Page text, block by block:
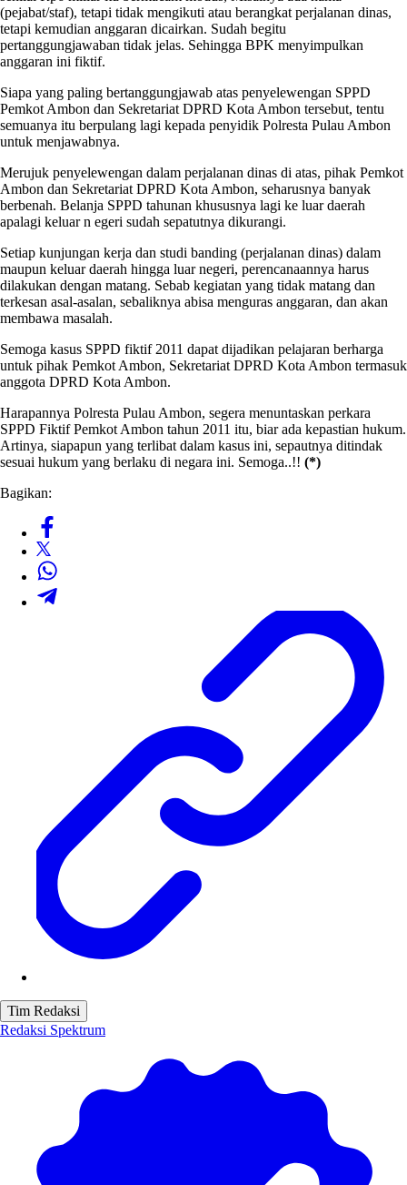
(pejabat/staf), tetapi tidak mengikuti atau berangkat perjalanan dinas,
tetapi kemudian anggaran dicairkan. Sudah begitu
pertanggungjawaban tidak jelas. Sehingga BPK menyimpulkan
anggaran ini fiktif.
Siapa yang paling bertanggungjawab atas penyelewengan SPPD
Pemkot Ambon dan Sekretariat DPRD Kota Ambon tersebut, tentu
semuanya itu berpulang lagi kepada penyidik Polresta Pulau Ambon
untuk menjawabnya.
Merujuk penyelewengan dalam perjalanan dinas di atas, pihak Pemkot
Ambon dan Sekretariat DPRD Kota Ambon, seharusnya banyak
berbenah. Belanja SPPD tahunan khususnya lagi ke luar daerah
apalagi keluar n egeri sudah sepatutnya dikurangi.
Setiap kunjungan kerja dan studi banding (perjalanan dinas) dalam
maupun keluar daerah hingga luar negeri, perencanaannya harus
dilakukan dengan matang. Sebab kegiatan yang tidak matang dan
terkesan asal-asalan, sebaliknya abisa menguras anggaran, dan akan
membawa masalah.
Semoga kasus SPPD fiktif 2011 dapat dijadikan pelajaran berharga
untuk pihak Pemkot Ambon, Sekretariat DPRD Kota Ambon termasuk
anggota DPRD Kota Ambon.
Harapannya Polresta Pulau Ambon, segera menuntaskan perkara
SPPD Fiktif Pemkot Ambon tahun 2011 itu, biar ada kepastian hukum.
Artinya, siapapun yang terlibat dalam kasus ini, sepautnya ditindak
sesuai hukum yang berlaku di negara ini. Semoga..!! (*)
Bagikan:
Tim Redaksi
Redaksi Spektrum